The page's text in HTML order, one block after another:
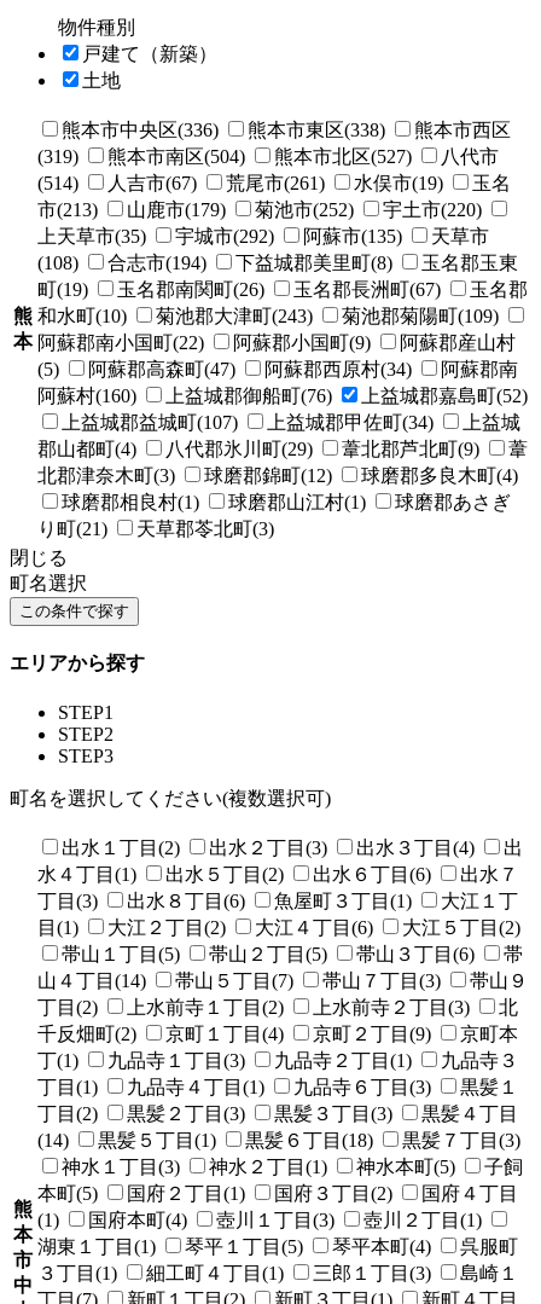
物件種別
戸建て（新築）
土地
熊
本
熊本市中央区(336) 熊本市東区(338)
熊本市西区
(319)
熊本市南区(504) 熊本市北区(527)
八代市
(514)
人吉市(67) 荒尾市(261) 水俣市(19)
玉名
市(213)
山鹿市(179) 菊池市(252)
宇土市(220)
上天草市(35)
宇城市(292) 阿蘇市(135)
天草市
(108)
合志市(194) 下益城郡美里町(8)
玉名郡玉東
町(19)
玉名郡南関町(26) 玉名郡長洲町(67)
玉名郡
和水町(10)
菊池郡大津町(243)
菊池郡菊陽町(109)
阿蘇郡南小国町(22)
阿蘇郡小国町(9)
阿蘇郡産山村
(5)
阿蘇郡高森町(47) 阿蘇郡西原村(34)
阿蘇郡南
阿蘇村(160)
上益城郡御船町(76)
上益城郡嘉島町(52)
上益城郡益城町(107)
上益城郡甲佐町(34)
上益城
郡山都町(4)
八代郡氷川町(29) 葦北郡芦北町(9)
葦
北郡津奈木町(3)
球磨郡錦町(12)
球磨郡多良木町(4)
球磨郡相良村(1)
球磨郡山江村(1)
球磨郡あさぎ
り町(21)
天草郡苓北町(3)
閉じる
町名選択
エリアから探す
STEP1
STEP2
STEP3
町名を選択してください(複数選択可)
熊
本
市
中
出水１丁目(2) 出水２丁目(3) 出水３丁目(4)
出
水４丁目(1)
出水５丁目(2) 出水６丁目(6)
出水７
丁目(3)
出水８丁目(6) 魚屋町３丁目(1)
大江１丁
目(1)
大江２丁目(2) 大江４丁目(6)
大江５丁目(2)
帯山１丁目(5)
帯山２丁目(5) 帯山３丁目(6)
帯
山４丁目(14)
帯山５丁目(7) 帯山７丁目(3)
帯山９
丁目(2)
上水前寺１丁目(2) 上水前寺２丁目(3)
北
千反畑町(2)
京町１丁目(4) 京町２丁目(9)
京町本
丁(1)
九品寺１丁目(3) 九品寺２丁目(1)
九品寺３
丁目(1)
九品寺４丁目(1) 九品寺６丁目(3)
黒髪１
丁目(2)
黒髪２丁目(3) 黒髪３丁目(3)
黒髪４丁目
(14)
黒髪５丁目(1) 黒髪６丁目(18)
黒髪７丁目(3)
神水１丁目(3)
神水２丁目(1) 神水本町(5)
子飼
本町(5)
国府２丁目(1) 国府３丁目(2)
国府４丁目
(1)
国府本町(4) 壺川１丁目(3)
壺川２丁目(1)
湖東１丁目(1)
琴平１丁目(5) 琴平本町(4)
呉服町
３丁目(1)
細工町４丁目(1) 三郎１丁目(3)
島崎１